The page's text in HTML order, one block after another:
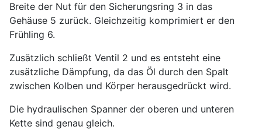
Breite der Nut für den Sicherungsring 3 in das
Gehäuse 5 zurück. Gleichzeitig komprimiert er den
Frühling 6.
Zusätzlich schließt Ventil 2 und es entsteht eine
zusätzliche Dämpfung, da das Öl durch den Spalt
zwischen Kolben und Körper herausgedrückt wird.
Die hydraulischen Spanner der oberen und unteren
Kette sind genau gleich.